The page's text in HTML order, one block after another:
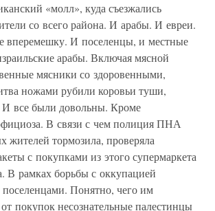
«молл», куда съезжались
со всего района. И арабы. И евреи.
вперемешку. И поселенцы, и местные
арабы. Включая мясной
мясники со здоровенными,
ножами рубили коровьи туши,
И все были довольны. Кроме
В связи с чем полиция ПНА
тормозила, проверяла
с покупками из этого супермаркета
В рамках борьбы с оккупацией
Понятно, чего им
покупок несознательные палестинцы